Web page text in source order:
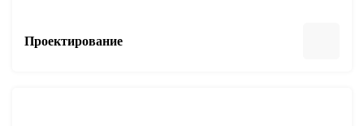
Проектирование